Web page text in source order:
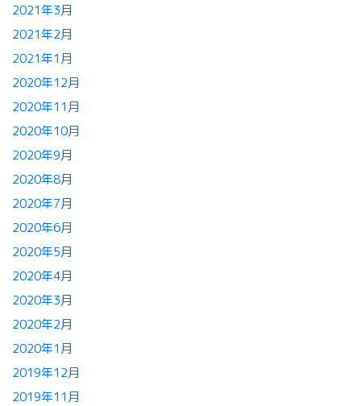
2021年3月
2021年2月
2021年1月
2020年12月
2020年11月
2020年10月
2020年9月
2020年8月
2020年7月
2020年6月
2020年5月
2020年4月
2020年3月
2020年2月
2020年1月
2019年12月
2019年11月